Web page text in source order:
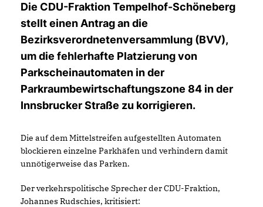
Die CDU-Fraktion Tempelhof-Schöneberg
stellt einen Antrag an die
Bezirksverordnetenversammlung (BVV),
um die fehlerhafte Platzierung von
Parkscheinautomaten in der
Parkraumbewirtschaftungszone 84 in der
Innsbrucker Straße zu korrigieren.
Die auf dem Mittelstreifen aufgestellten Automaten
blockieren einzelne Parkhäfen und verhindern damit
unnötigerweise das Parken.
Der verkehrspolitische Sprecher der CDU-Fraktion,
Johannes Rudschies, kritisiert: